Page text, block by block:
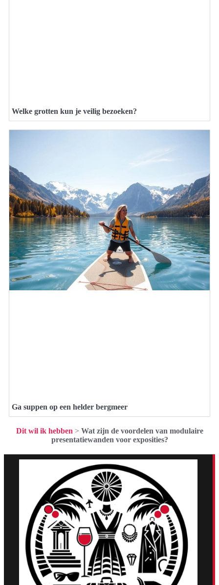
Welke grotten kun je veilig bezoeken?
Ga suppen op een helder bergmeer
Dit wil ik hebben > Wat zijn de voordelen van modulaire
presentatiewanden voor exposities?